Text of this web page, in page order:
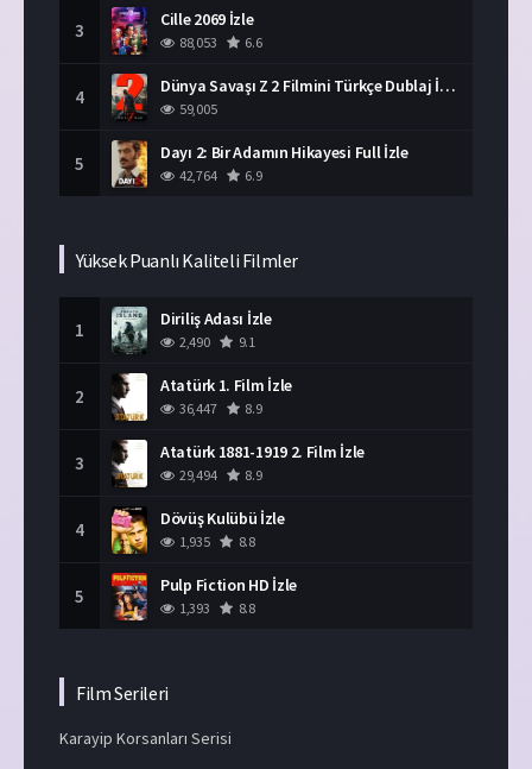
3 Cille 2069 İzle
88,053 6.6
4 Dünya Savaşı Z 2 Filmini Türkçe Dublaj İzle
59,005
5 Dayı 2: Bir Adamın Hikayesi Full İzle
42,764 6.9
Yüksek Puanlı Kaliteli Filmler
1 Diriliş Adası İzle
2,490 9.1
2 Atatürk 1. Film İzle
36,447 8.9
3 Atatürk 1881-1919 2. Film İzle
29,494 8.9
4 Dövüş Kulübü İzle
1,935 8.8
5 Pulp Fiction HD İzle
1,393 8.8
Film Serileri
Karayip Korsanları Serisi